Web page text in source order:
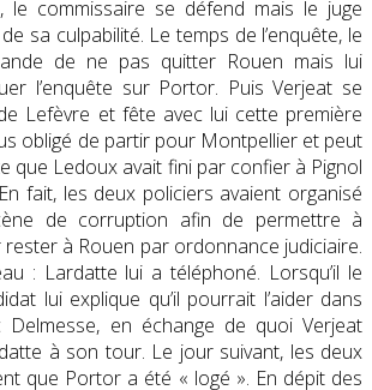
le commissaire se défend mais le juge
sa culpabilité. Le temps de l’enquête, le
de ne pas quitter Rouen mais lui
l’enquête sur Portor. Puis Verjeat se
Lefèvre et fête avec lui cette première
obligé de partir pour Montpellier et peut
que Ledoux avait fini par confier à Pignol
fait, les deux policiers avaient organisé
de corruption afin de permettre à
à Rouen par ordonnance judiciaire.
: Lardatte lui a téléphoné. Lorsqu’il le
lui explique qu’il pourrait l’aider dans
en échange de quoi Verjeat
à son tour. Le jour suivant, les deux
que Portor a été « logé ». En dépit des